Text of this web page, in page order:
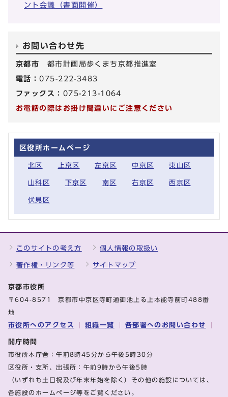
ント会議（書面開催）
お問い合わせ先
京都市 都市計画局歩くまち京都推進室
電話：075-222-3483
ファックス： 075-213-1064
お電話の際はお掛け間違いにご注意ください
区役所ホームページ
北区 上京区 左京区 中京区 東山区
山科区 下京区 南区 右京区 西京区
伏見区
このサイトの考え方 個人情報の取扱い
著作権・リンク等 サイトマップ
京都市役所
〒604-8571 京都市中京区寺町通御池上る上本能寺前町488番
地
市役所へのアクセス 組織一覧 各部署へのお問い合わせ
開庁時間
市役所本庁舎：午前8時45分から午後5時30分
区役所・支所、出張所：午前9時から午後5時
（いずれも土日祝及び年末年始を除く）その他の施設については、
各施設のホームページ等をご覧ください。